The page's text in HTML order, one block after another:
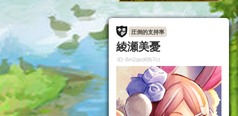
圧倒的支持率
綾瀬美憂
ID: 8m2qed6fb7ct